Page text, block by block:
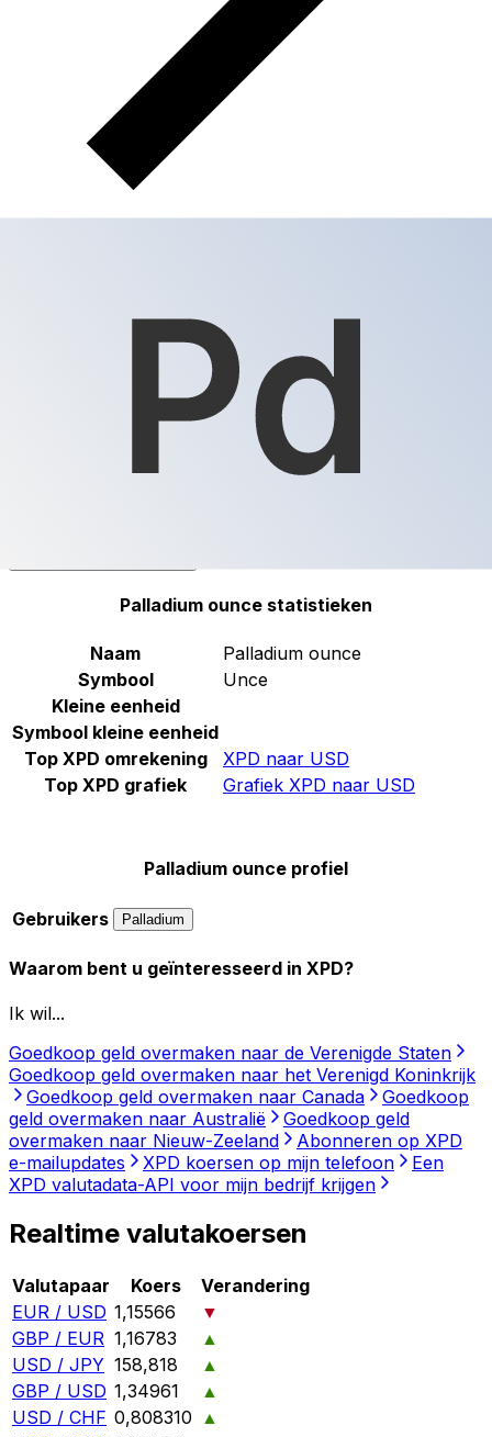
De Palladium ounce is de valuta van Palladium.
ranglijsten tonen dat de populairste Palladium ounce
wisselkoers XPD naar USD is. De valutacode voor
Hieronder vindt u Palladium ounce
Selecteer een valuta
Palladium ounce statistieken
Naam
Palladium ounce
Symbool
Unce
Kleine eenheid
Symbool kleine eenheid
Top XPD omrekening
XPD naar USD
Top XPD grafiek
Grafiek XPD naar USD
Palladium ounce profiel
Gebruikers Palladium
Waarom bent u geïnteresseerd in XPD?
Ik wil...
Goedkoop geld overmaken naar de Verenigde Staten
Goedkoop geld overmaken naar het Verenigd Koninkrijk
Goedkoop geld overmaken naar Canada
Goedkoop
geld overmaken naar Australië
Goedkoop geld
overmaken naar Nieuw-Zeeland
Abonneren op XPD
e-mailupdates
XPD koersen op mijn telefoon
Een
XPD valutadata-API voor mijn bedrijf krijgen
Realtime valutakoersen
Valutapaar Koers
Verandering
EUR / USD 1,15566
▼
GBP / EUR 1,16783
▲
USD / JPY 158,818
▲
GBP / USD 1,34961
▲
USD / CHF 0,808310 ▲